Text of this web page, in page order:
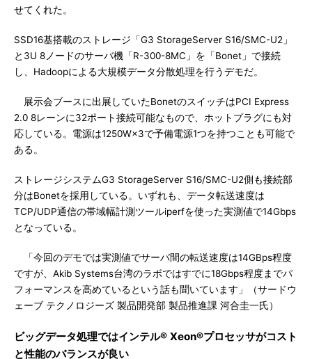
せてくれた。
SSD16基搭載のストレージ「G3 StorageServer S16/SMC-U2」
と3U 8ノードのサーバ機「R-300-8MC」を「Bonet」で接続
し、Hadoopによる大規模データ分散処理を行うデモだ。
展示会ブースに出展していたBonetのスイッチはPCI Express
2.0 8レーンに32ポート接続可能なもので、ホットプラグにも対
応している。電源は1250W×3で予備電源1つを持つことも可能で
ある。
ストレージシステムG3 StorageServer S16/SMC-U2側も接続部
分はBonetを採用している。いずれも、データ転送速度は
TCP/UDP通信の帯域幅計測ツールiperfを使った実測値で14Gbps
となっている。
「今回のデモでは実測値でサーバ間の転送速度は14GBps程度
ですが、Akib Systems台湾のラボではすでに18Gbps程度までパ
フォーマンスを高めているという話も聞いています」（サードウ
ェーブ テクノロジーズ 製品開発部 製品推進課 河合圭一氏）
ビッグデータ処理ではインテル® Xeon®プロセッサがコスト
と性能のバランスが良い